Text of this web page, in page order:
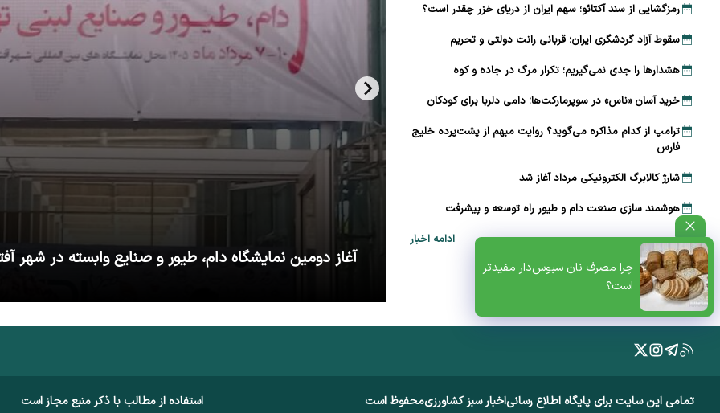
چرا مصرف نان سبوس‌دار مفیدتر
است؟
رمزگشایی از سند آکتائو؛ سهم ایران از دریای خزر چقدر است؟
سقوط آزاد گردشگری ایران؛ قربانی رانت دولتی و تحریم
هشدارها را جدی نمی‌گیریم؛ تکرار مرگ در جاده و کوه
خرید آسان «ناس» در سوپرمارکت‌ها؛ دامی دلربا برای کودکان
ترامپ از کدام مذاکره می‌گوید؟ روایت مبهم از پشت‌پرده خلیج
فارس
شارژ کالابرگ الکترونیکی مرداد آغاز شد
هوشمند سازی صنعت دام و طیور راه توسعه و پیشرفت
ادامه اخبار
آغاز دومین نمایشگاه دام، طیور و صنایع وابسته در شهر
تمامی این سایت برای پایگاه اطلاع رسانیاخبار سبز کشاورزیمحفوظ است استفاده از مطالب با ذکر منبع مجاز است